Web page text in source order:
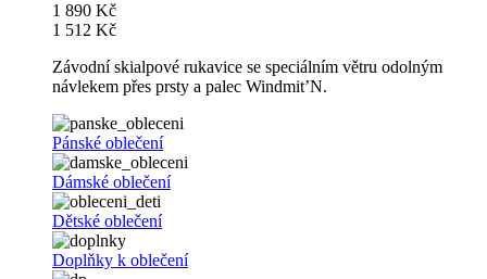
1 890 Kč
1 512 Kč
Závodní skialpové rukavice se speciálním větru odolným
návlekem přes prsty a palec Windmit’N.
Pánské oblečení
Dámské oblečení
Dětské oblečení
Doplňky k oblečení